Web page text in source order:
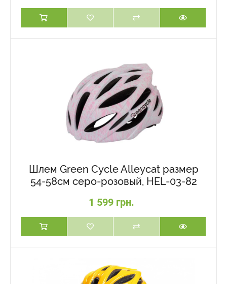
Шлем Green Cycle Alleycat размер
54-58см серо-розовый, HEL-03-82
1 599 грн.